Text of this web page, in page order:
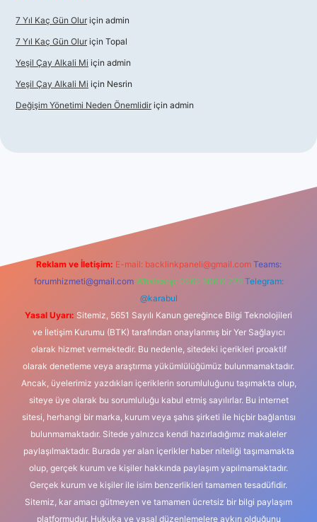
7 Yıl Kaç Gün Olur için admin
7 Yıl Kaç Gün Olur için Topal
Yeşil Çay Alkali Mi için admin
Yeşil Çay Alkali Mi için Nesrin
Değişim Yönetimi Neden Önemlidir için admin
Reklam ve İletişim: E-mail: backlinkpaneli@gmail.com Teams:
forumhizmeti@gmail.com Whatsapp: 0262 606 0 726 Telegram:
@karabul
Yasal Uyarı: Sitemiz, 5651 Sayılı Kanun gereğince Bilgi Teknolojileri
ve İletişim Kurumu (BTK) tarafından onaylanmış bir Yer Sağlayıcı
olarak hizmet vermektedir. Bu nedenle, sitedeki içerikleri proaktif
olarak denetleme veya araştırma yükümlülüğümüz bulunmamaktadır.
Ancak, üyelerimiz yazdıkları içeriklerin sorumluluğunu taşımakta olup,
siteye üye olarak bu sorumluluğu kabul etmiş sayılırlar. Bu internet
sitesi, herhangi bir marka, kurum veya şahıs şirketi ile hiçbir bağlantısı
bulunmamaktadır. Sitede yalnızca kendi hazırladığımız makaleler
paylaşılmaktadır. Burada yer alan içerikler haber niteliği taşımamakta
olup, gerçek kurum ve kişiler hakkında paylaşım yapılmamaktadır.
Gerçek kurum ve kişiler ile isim benzerlikleri tamamen tesadüfidir.
Sitemiz, kar amacı gütmeyen ve tamamen ücretsiz bir bilgi paylaşım
platformudur. Hukuka ve yasal düzenlemelere aykırı olduğunu